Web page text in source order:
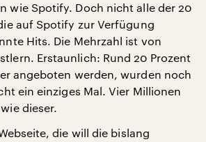
wie Spotify. Doch nicht alle der 20
auf Spotify zur Verfügung
Hits. Die Mehrzahl ist von
Erstaunlich: Rund 20 Prozent
angeboten werden, wurden noch
ein einziges Mal. Vier Millionen
dieser.
die will die bislang